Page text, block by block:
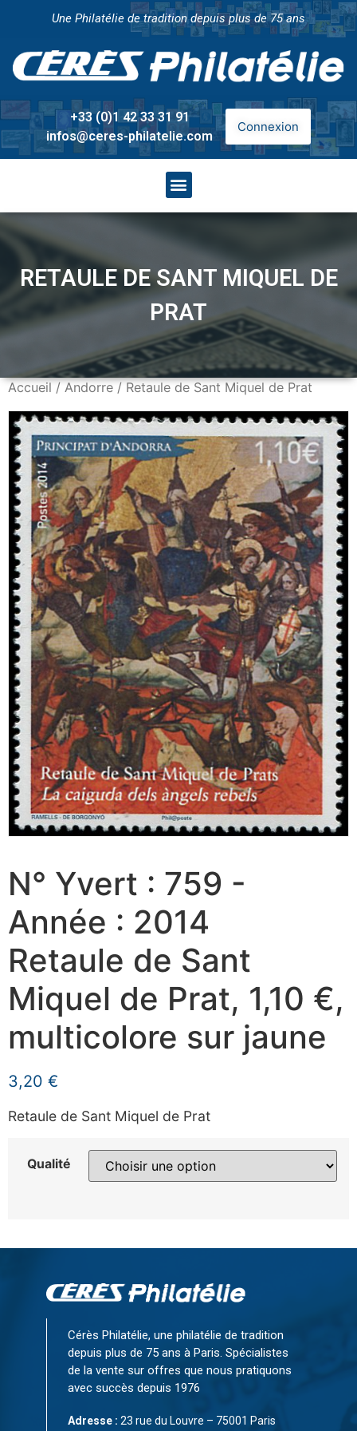
Une Philatélie de tradition depuis plus de 75 ans
+33 (0)1 42 33 31 91
infos@ceres-philatelie.com
Connexion
RETAULE DE SANT MIQUEL DE
PRAT
Accueil / Andorre / Retaule de Sant Miquel de Prat
N° Yvert : 759 -
Année : 2014
Retaule de Sant
Miquel de Prat, 1,10 €,
multicolore sur jaune
3,20 €
Retaule de Sant Miquel de Prat
Qualité
Cérès Philatélie, une philatélie de tradition
depuis plus de 75 ans à Paris. Spécialistes
de la vente sur offres que nous pratiquons
avec succès depuis 1976
Adresse : 23 rue du Louvre – 75001 Paris